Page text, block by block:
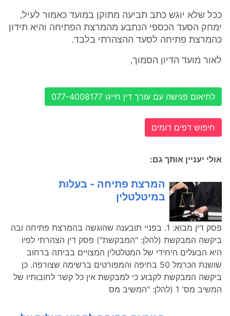
ככל שלא יוגש כתב תביעה מתוקן במועד כאמור לעיל,
ימחק הסעד הכספי הנתבע מהמרצת הפתיחה והיא תידון
כהמרצת פתיחה לסעד ההצהרתי בלבד.
לאור מועד הדיון הסמוך,
לתיאום פגישה עם עורך דין חייגו 077-4008177
חיפוש דפים דומים
אולי יעניין אותך גם:
המרצת פתיחה - בעלות
במיטלטלין
פסק דין מבוא: 1. בפניי תובענה שהוגשה בהמרצת פתיחה ובה
ביקשה המבקשת (להלן: "המבקשת") פסק דין הצהרתי לפיו
היא הבעלים היחידי של המטלטלין המצויים בביתה ברחוב
שושנת הכרמל 50 בחיפה והמפורטים ברשימה שצורפה. כן
ביקשה המבקשת לקבוע כי למבקשת אין כל קשר לחובותיו של
המשיב מס' 1 (להלן: "המשיב מס